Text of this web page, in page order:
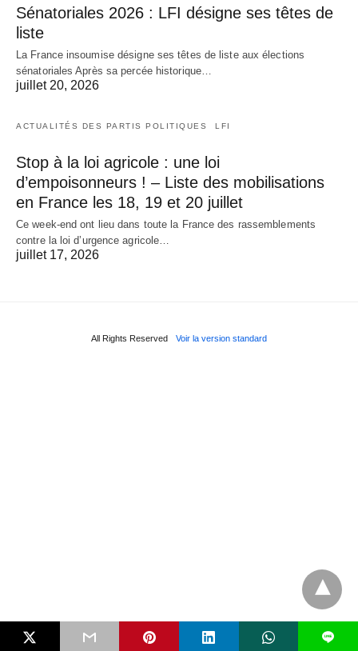
Sénatoriales 2026 : LFI désigne ses têtes de
liste
La France insoumise désigne ses têtes de liste aux élections
sénatoriales Après sa percée historique…
juillet 20, 2026
ACTUALITÉS DES PARTIS POLITIQUES LFI
Stop à la loi agricole : une loi
d’empoisonneurs ! – Liste des mobilisations
en France les 18, 19 et 20 juillet
Ce week-end ont lieu dans toute la France des rassemblements
contre la loi d’urgence agricole…
juillet 17, 2026
All Rights Reserved Voir la version standard
L